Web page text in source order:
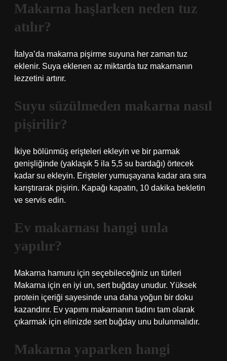
Makarna haşlarken neden tuz
atılır?
İtalya’da makarna pişirme suyuna her zaman tuz
eklenir. Suya eklenen az miktarda tuz makarnanın
lezzetini artırır.
Suyu süzülmeden makarna nasıl
pişirilir?
İkiye bölünmüş erişteleri ekleyin ve bir parmak
genişliğinde (yaklaşık 5 ila 5,5 su bardağı) örtecek
kadar su ekleyin. Erişteler yumuşayana kadar ara sıra
karıştırarak pişirin. Kapağı kapatın, 10 dakika bekletin
ve servis edin.
Ev makarnası hangi unla
yapılır?
Makarna hamuru için seçebileceğiniz un türleri
Makarna için en iyi un, sert buğday unudur. Yüksek
protein içeriği sayesinde una daha yoğun bir doku
kazandırır. Ev yapımı makarnanın tadını tam olarak
çıkarmak için elinizde sert buğday unu bulunmalıdır.
Makarna yaparken hangi